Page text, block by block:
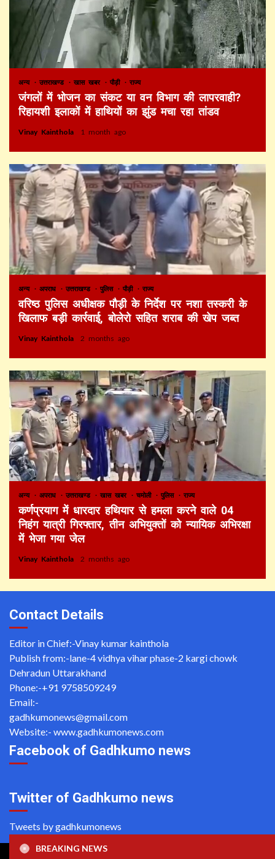
अन्य उत्तराखण्ड खास खबर पौड़ी राज्य
जंगलों में भोजन का संकट या वन विभाग की लापरवाही?
रिहायशी इलाकों में हाथियों का झुंड मचा रहा तांडव
Vinay Kainthola 1 month ago
अन्य अपराध उत्तराखण्ड पुलिस पौड़ी राज्य
वरिष्ठ पुलिस अधीक्षक पौड़ी के निर्देश पर नशा तस्करी के
खिलाफ बड़ी कार्रवाई, बोलेरो सहित शराब की खेप जब्त
Vinay Kainthola 2 months ago
अन्य अपराध उत्तराखण्ड खास खबर चमोली पुलिस राज्य
कर्णप्रयाग में धारदार हथियार से हमला करने वाले 04
निहंग यात्री गिरफ्तार, तीन अभियुक्तों को न्यायिक अभिरक्षा
में भेजा गया जेल
Vinay Kainthola 2 months ago
Contact Details
Editor in Chief:-Vinay kumar kainthola
Publish from:-lane-4 vidhya vihar phase-2 kargi chowk
Dehradun Uttarakhand
Phone:-+91 9758509249
Email:-
gadhkumonews@gmail.com
Website:- www.gadhkumonews.com
Facebook of Gadhkumo news
Twitter of Gadhkumo news
Tweets by gadhkumonews
Copyright ©2020 All rights reserved | For Website Designing
BREAKING NEWS